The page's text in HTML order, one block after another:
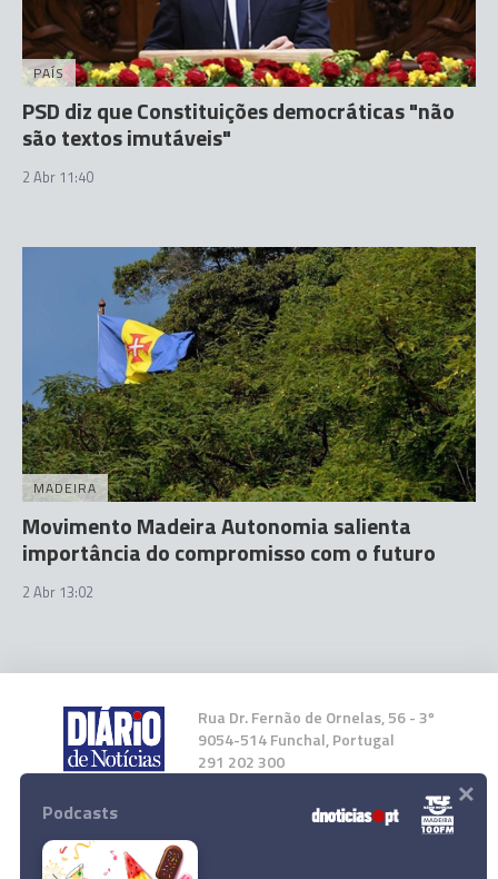
PAÍS
PSD diz que Constituições democráticas "não
são textos imutáveis"
2 Abr 11:40
MADEIRA
Movimento Madeira Autonomia salienta
importância do compromisso com o futuro
2 Abr 13:02
Rua Dr. Fernão de Ornelas, 56 - 3º
9054-514 Funchal, Portugal
291 202 300
Instale a nossa App
Podcasts ×